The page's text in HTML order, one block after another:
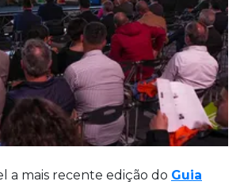
a mais recente edição do Guia